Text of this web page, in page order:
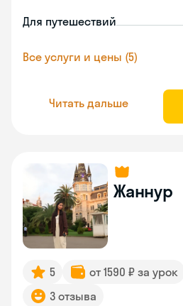
Для путешествий
Все услуги и цены (5)
Читать дальше
Жаннур
5 от 1590 ₽ за урок
3 отзыва